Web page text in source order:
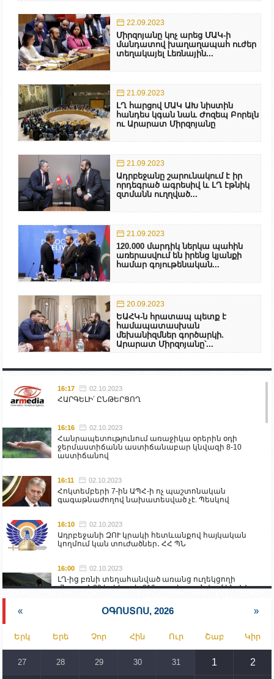
22.09.2023
Միրզոյանը կոչ արեց ՄԱԿ-ի
մանդատով խաղաղապահ ուժեր
տեղակայել Լեռնային...
21.09.2023
ԼՂ հարցով ՄԱԿ ԱԽ նիստին
հանդես կգան նաև Ժոզեպ Բորելն
ու Արարատ Միրզոյանը
21.09.2023
Ադրբեջանը շարունակում է իր
որդեգրած ագրեսիվ և ԼՂ էթնիկ
զտմանն ուղղված...
21.09.2023
120.000 մարդիկ ներկա պահին
առերասվում են իրենց կյանքի
համար գոյութենական...
20.09.2023
ԵԱՀԿ-ն հրատապ պետք է
համապատասխան
մեխանիզմներ գործարկի.
Արարատ Միրզոյանը՝...
16:17 02.10.2023
ՀԱՐԳԵԼԻ՛ ԸՆԹԵՐՑՈՂ
16:16 02.10.2023
Հանրապետությունում առաջիկա օրերին օդի
ջերմաստիճանն աստիճանաբար կնվազի 8-10
աստիճանով
16:11 02.10.2023
Հոկտեմբերի 7-ին ԱՊՀ-ի ոչ պաշտոնական
գագաթնաժողով նախատեսված չէ. Պեսկով
16:10 02.10.2023
Ադրբեջանի ԶՈՒ կրակի հետևանքով հայկական
կողմում կան տուժածներ․ ՀՀ ՊՆ
16:00 02.10.2023
ԼՂ-ից բռնի տեղահանված առանց ուղեկցողի
մնացած 20 երեխա և 216 տարեց գտնվում են ՀՀ
Իրանը կողմ է տարածաշրջանի համար շահավետ
տրանսպորտային հաղորդակցությունների
զարգացմանը, սակայն ոչ՝ միջազգային
սահմանների փոփոխությանը
« ՕԳՈՍՏՈՍ, 2026 »
Երկ Երե Չոր Հին Ուր Շաբ Կիր
27 28 29 30 31 1 2